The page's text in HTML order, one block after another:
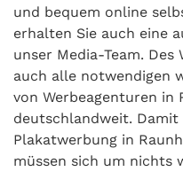
und bequem online
erhalten Sie auch eine
unser Media-Team.
auch alle notwendigen
von Werbeagenturen in
deutschlandweit.
Plakatwerbung in
müssen sich um nichts